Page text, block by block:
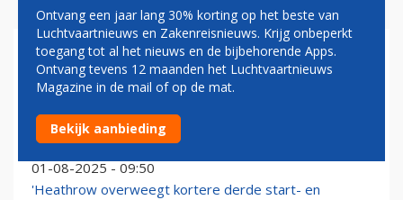
LONDEN HEATHROW
AIRPORT
Heathrow Airport wil voor 56 miljard euro uitbreiden
01-08-2025 - 09:50
'Heathrow overweegt kortere derde start- en
Ontvang een jaar lang 30% korting op het beste van
Luchtvaartnieuws en Zakenreisnieuws. Krijg onbeperkt
toegang tot al het nieuws en de bijbehorende Apps.
Ontvang tevens 12 maanden het Luchtvaartnieuws
Magazine in de mail of op de mat.
Bekijk aanbieding